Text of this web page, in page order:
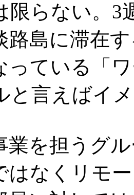
限らない。3
路島に滞在
っている「
と言えばイ
を担うグ
はなくリモ